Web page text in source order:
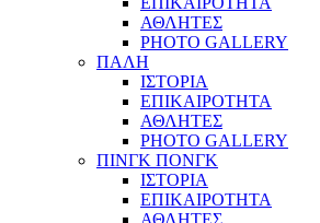
ΑΘΛΗΤΕΣ
PHOTO GALLERY
ΠΑΛΗ
ΙΣΤΟΡΙΑ
ΕΠΙΚΑΙΡΟΤΗΤΑ
ΑΘΛΗΤΕΣ
PHOTO GALLERY
ΠΙΝΓΚ ΠΟΝΓΚ
ΙΣΤΟΡΙΑ
ΕΠΙΚΑΙΡΟΤΗΤΑ
ΑΘΛΗΤΕΣ